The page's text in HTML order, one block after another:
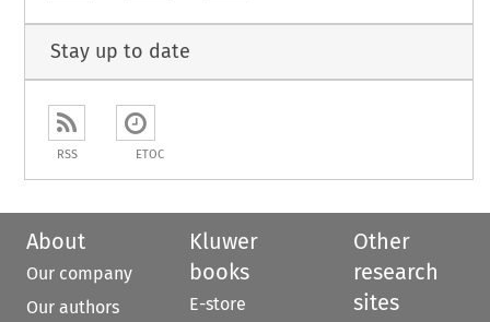
Stay up to date
RSS ETOC
About
Our company
Our authors
Kluwer
books
E-store
Other
research
sites